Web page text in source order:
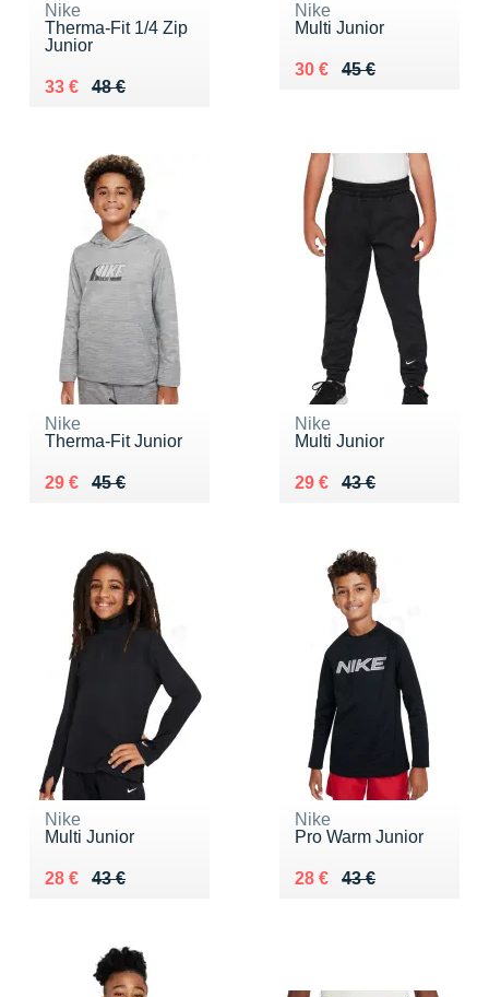
Nike
Therma-Fit 1/4 Zip
Junior
48 €
Au lieu de 48 €
33 €
Vendu 33 €
Nike
Multi Junior
45 €
Au lieu de 45 €
30 €
Vendu 30 €
Nike
Therma-Fit Junior
45 €
Au lieu de 45 €
29 €
Vendu 29 €
Nike
Multi Junior
43 €
Au lieu de 43 €
29 €
Vendu 29 €
Nike
Multi Junior
43 €
Au lieu de 43 €
28 €
Vendu 28 €
Nike
Pro Warm Junior
43 €
Au lieu de 43 €
28 €
Vendu 28 €